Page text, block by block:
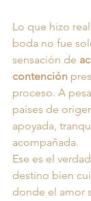
Lo que hizo
boda no fue
sensación de
contención
proceso. A
países de
apoyada,
acompañada.
Ese es el
destino bien
donde el amor